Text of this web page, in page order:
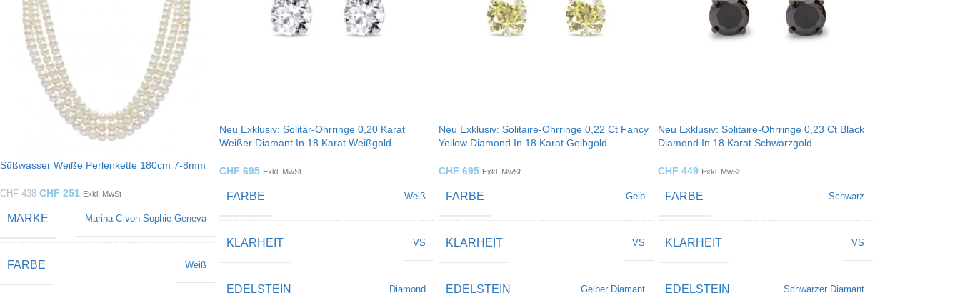
Süßwasser Weiße Perlenkette 180cm 7-8mm
CHF438 CHF 251 Exkl. MwSt
MARKE Marina C von Sophie Geneva
FARBE Weiß
Neu Exklusiv: Solitär-Ohrringe 0,20 Karat
Weißer Diamant In 18 Karat Weißgold.
CHF 695 Exkl. MwSt
FARBE Weiß
KLARHEIT VS
EDELSTEIN Diamond
Neu Exklusiv: Solitaire-Ohrringe 0,22 Ct Fancy
Yellow Diamond In 18 Karat Gelbgold.
CHF 695 Exkl. MwSt
FARBE Gelb
KLARHEIT VS
EDELSTEIN Gelber Diamant
Neu Exklusiv: Solitaire-Ohrringe 0,23 Ct Black
Diamond In 18 Karat Schwarzgold.
CHF 449 Exkl. MwSt
FARBE Schwarz
KLARHEIT VS
EDELSTEIN Schwarzer Diamant